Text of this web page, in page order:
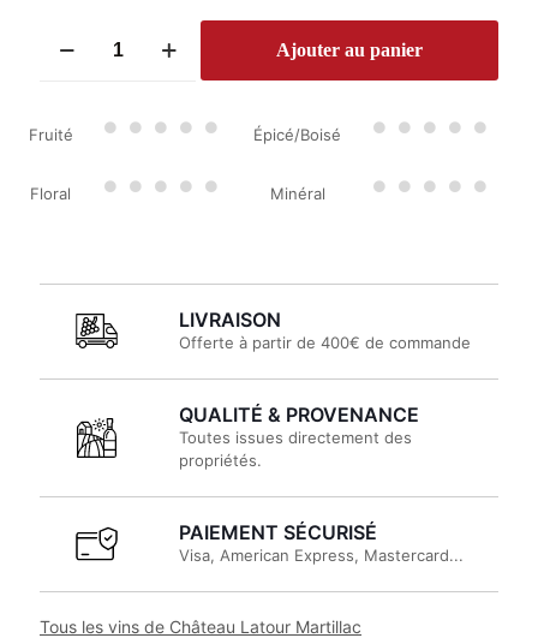
2022
Ajouter au panier
Fruité Épicé/Boisé
Floral Minéral
LIVRAISON
Offerte à partir de 400€ de commande
QUALITÉ & PROVENANCE
Toutes issues directement des
propriétés.
PAIEMENT SÉCURISÉ
Visa, American Express, Mastercard...
Tous les vins de Château Latour Martillac